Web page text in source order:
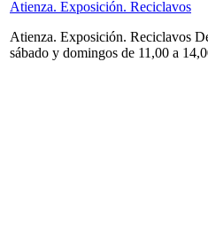
Atienza. Exposición. Reciclavos
Atienza. Exposición. Reciclavos
sábado y domingos de 11,00 a